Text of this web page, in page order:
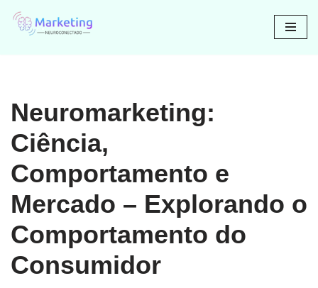
Avançar
Neuromarketing:
Ciência,
Comportamento e
Mercado – Explorando o
Comportamento do
Consumidor